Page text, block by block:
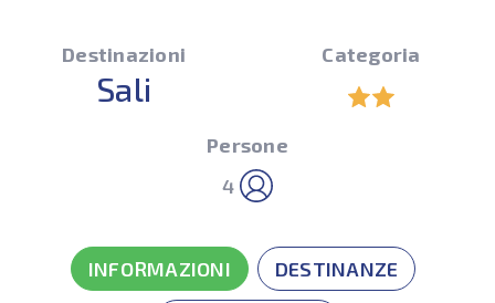
Destinazioni
Sali
Categoria
Persone
4
INFORMAZIONI DESTINANZE